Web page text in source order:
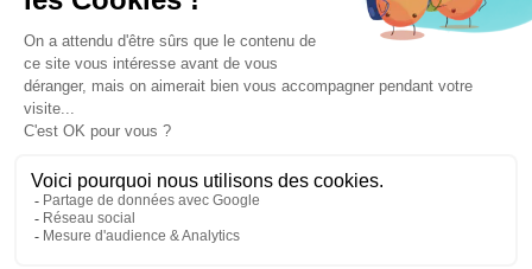
Nous sommes
à votre écoute
Vos enjeux
Nos expertises
Secteurs